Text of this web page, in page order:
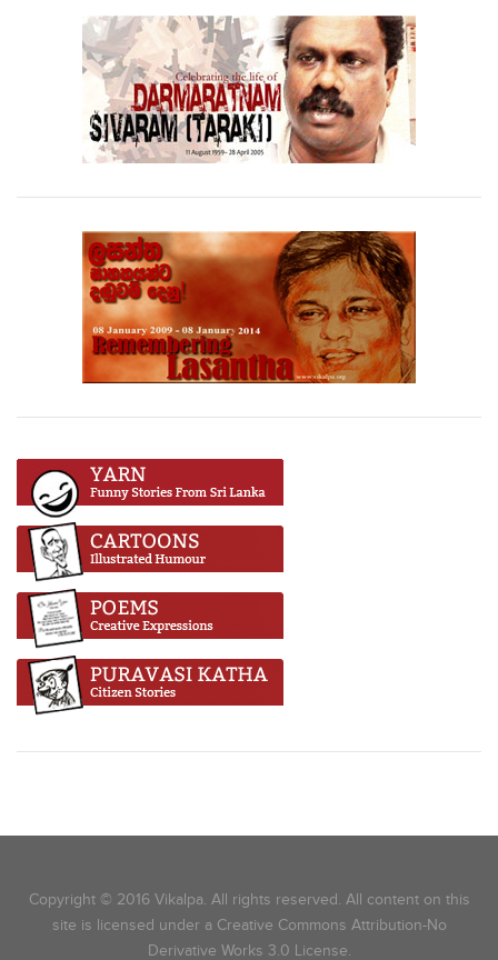
Copyright © 2016 Vikalpa. All rights reserved. All content on this
site is licensed under a Creative Commons Attribution-No
Derivative Works 3.0 License.